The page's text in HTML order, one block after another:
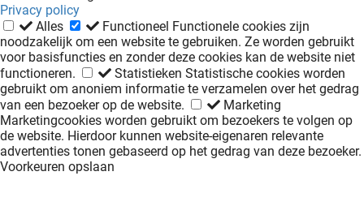
Privacy policy
Alles
Functioneel Functionele cookies zijn
noodzakelijk om een website te gebruiken. Ze worden gebruikt
voor basisfuncties en zonder deze cookies kan de website niet
functioneren.
Statistieken Statistische cookies worden
gebruikt om anoniem informatie te verzamelen over het gedrag
van een bezoeker op de website.
Marketing
Marketingcookies worden gebruikt om bezoekers te volgen op
de website. Hierdoor kunnen website-eigenaren relevante
advertenties tonen gebaseerd op het gedrag van deze bezoeker.
Voorkeuren opslaan